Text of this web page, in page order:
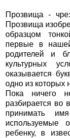
Прозвища -
Прозвища
образцом
первые в
родителей и
культурных
оказывается
одно из которых
Пока ничего
разбирается во
принимать
ребенку, в